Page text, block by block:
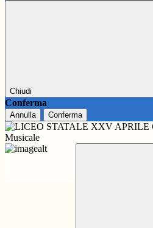
Chiudi
Conferma
Annulla Conferma